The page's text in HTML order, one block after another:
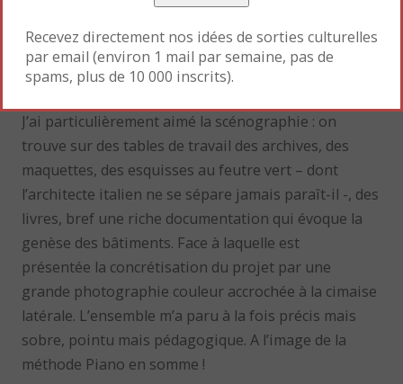
J’ai particulièrement aimé la scénographie : on
trouve sur des tables de travail des archives, des
maquettes, des esquisses au feutre vert – dont
l’architecte italien ne se sépare jamais paraît-il -, des
livres, bref une riche documentation qui évoque la
genèse des bâtiments. Face à laquelle est
présentée la concrétisation du projet par une
grande photographie couleur accrochée à la cimaise
latérale. L’ensemble m’a paru à la fois précis mais
sobre, pointu mais pédagogique. A l’image de la
méthode Piano en somme !
Recevez directement nos idées de sorties culturelles
par email (environ 1 mail par semaine, pas de
spams, plus de 10 000 inscrits).